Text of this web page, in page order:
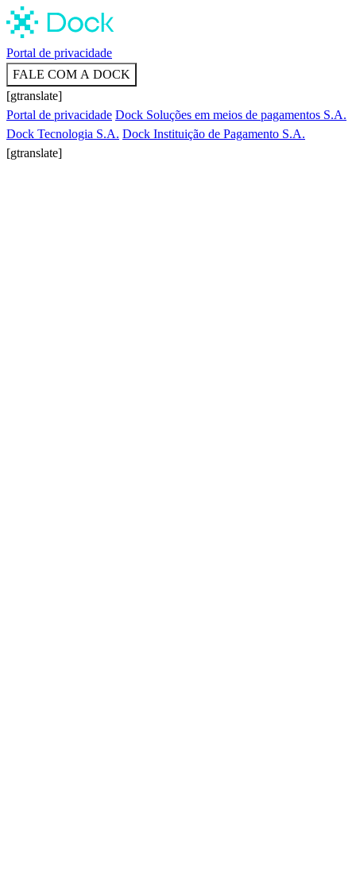
Portal de privacidade
FALE COM A DOCK
[gtranslate]
Portal de privacidade Dock Soluções em meios de pagamentos S.A.
Dock Tecnologia S.A. Dock Instituição de Pagamento S.A.
[gtranslate]